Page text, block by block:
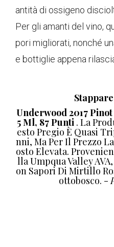
antità di ossigeno
Per gli amanti del vino,
pori migliorati, nonché
e bottiglie appena
Underwood 2017
5 Ml, 87 Punti . La
Esto Pregio È Quasi
Nni, Ma Per Il Prezzo
Osto Elevata.
Lla Umpqua Valley
On Sapori Di Mirtillo
Ottobosco. -